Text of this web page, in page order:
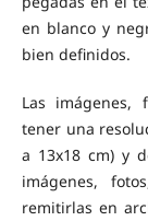
en blanco y
bien definidos.
Las imágenes,
tener una
a 13x18 cm) y
imágenes,
remitirlas en